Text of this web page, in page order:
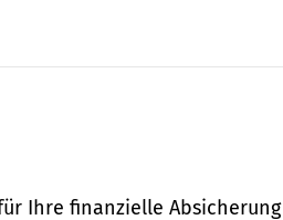
Ihre finanzielle Absicherung